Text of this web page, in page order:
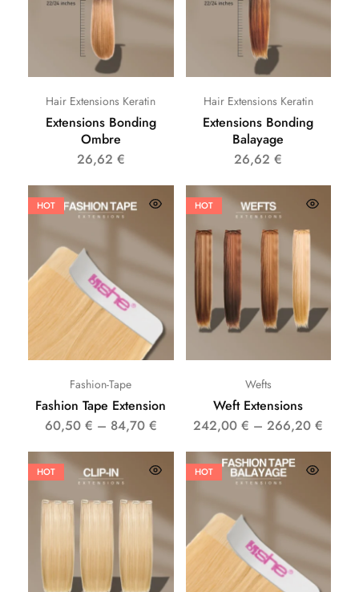
Hair Extensions Keratin
Extensions Bonding
Ombre
26,62 €
Hair Extensions Keratin
Extensions Bonding
Balayage
26,62€
HOT
Fashion-Tape
Fashion Tape Extension
60,50 € – 84,70 €
HOT
Wefts
Weft Extensions
242,00€ –266,20€
HOT HOT